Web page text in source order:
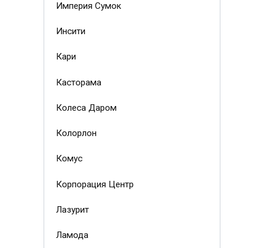
Империя Сумок
Инсити
Кари
Касторама
Колеса Даром
Колорлон
Комус
Корпорация Центр
Лазурит
Ламода